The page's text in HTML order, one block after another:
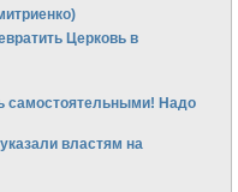
Церковь в
самостоятельными! Надо
властям на